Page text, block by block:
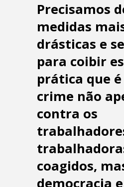
Precisamos
medidas
drásticas e
para coibir
prática que
crime não
contra os
coagidos,
democracia